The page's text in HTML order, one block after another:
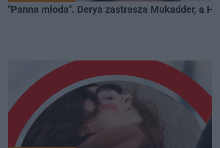
"Panna młoda". Derya zastrasza Mukadder, a